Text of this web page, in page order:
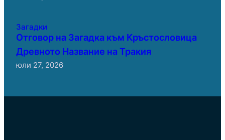
Загадки
Отговор на Загадка към Кръстословица
Древното Название на Тракия
юли 27, 2026